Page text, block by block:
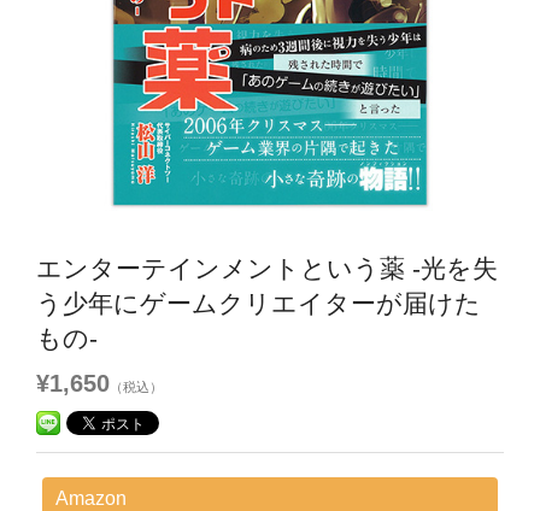
エンターテインメントという薬 -光を失
う少年にゲームクリエイターが届けた
もの-
¥1,650 （税込）
Amazon